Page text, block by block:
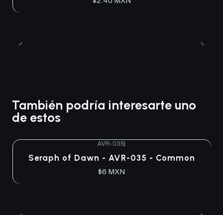
También podría interesarte uno
de estos
AVR-035
Seraph of Dawn - AVR-035 - Common
$6 MXN